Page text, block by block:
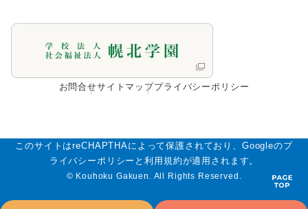
お問合せサイトマッププライバシーポリシー
このサイトはreCHAPTHAによって保護されており、Googleのプ
ライバシーポリシーと利用規約が適用されます。
© Kouhoku Gakuen. All Rights Reserved.